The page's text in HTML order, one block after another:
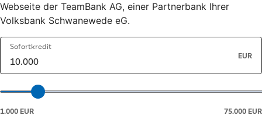
Webseite der TeamBank AG, einer Partnerbank Ihrer
Volksbank Schwanewede eG.